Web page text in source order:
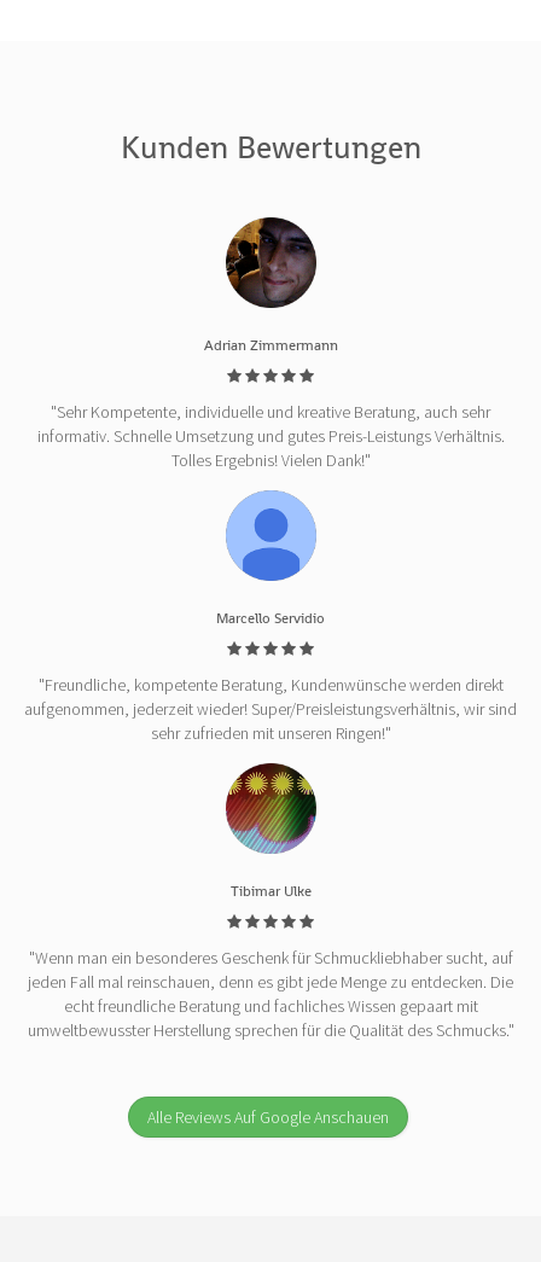
Kunden Bewertungen
Adrian Zimmermann
"Sehr Kompetente, individuelle und kreative Beratung, auch sehr
informativ. Schnelle Umsetzung und gutes Preis-Leistungs Verhältnis.
Tolles Ergebnis! Vielen Dank!"
Marcello Servidio
"Freundliche, kompetente Beratung, Kundenwünsche werden direkt
aufgenommen, jederzeit wieder! Super/Preisleistungsverhältnis, wir sind
sehr zufrieden mit unseren Ringen!"
Tibimar Ulke
"Wenn man ein besonderes Geschenk für Schmuckliebhaber sucht, auf
jeden Fall mal reinschauen, denn es gibt jede Menge zu entdecken. Die
echt freundliche Beratung und fachliches Wissen gepaart mit
umweltbewusster Herstellung sprechen für die Qualität des Schmucks."
Alle Reviews Auf Google Anschauen